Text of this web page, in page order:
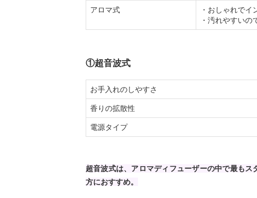
アロマ式
・おしゃれでイ
・汚れやすいの
①超音波式
お手入れのしやすさ
香りの拡散性
電源タイプ
超音波式は、アロマディフューザーの中で最も
方におすすめ。